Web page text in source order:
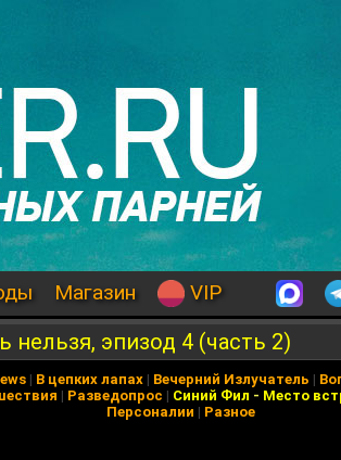
Магазин VIP
эпизод 4 (часть 2)
| В цепких лапах | Вечерний Излучатель |
| Разведопрос | Синий Фил - Место
Персоналии | Разное